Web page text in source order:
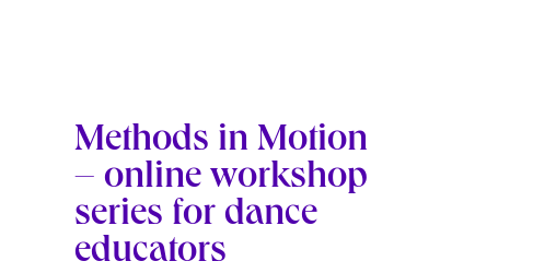
Methods in Motion
– online workshop
series for dance
educators